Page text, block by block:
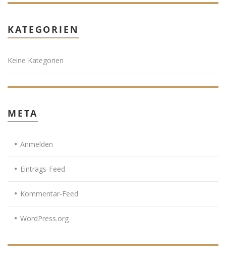
KATEGORIEN
Keine Kategorien
META
Anmelden
Eintrags-Feed
Kommentar-Feed
WordPress.org